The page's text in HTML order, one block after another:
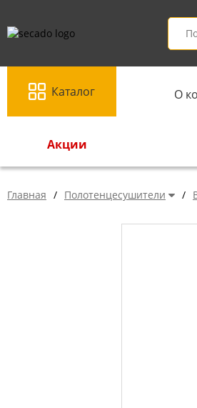
Каталог О
Акции
Главная / Полотенцесушители /